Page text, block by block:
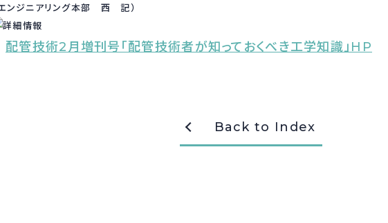
エンジニアリング本部 西 記）
配管技術2月増刊号「配管技術者が知っておくべき工学知識」HP
Back to Index